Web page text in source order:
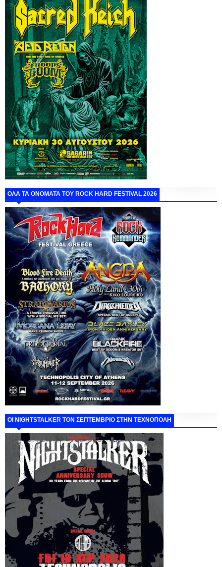
ΟΛΑ ΤΑ ΟΝΟΜΑΤΑ ΤΟΥ ROCK HARD FESTIVAL 2026
ΟΙ NIGHTSTALKER ΤΟΝ ΣΕΠΤΕΜΒΡΙΟ ΣΤΗΝ ΤΕΧΝΟΠΟΛΗ